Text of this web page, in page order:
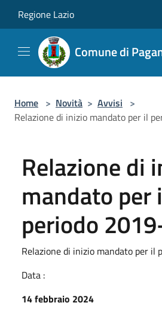
Regione Lazio
Comune di
Home > Novità > Avvisi >
Relazione di inizio mandato per il
Relazione di
mandato per
periodo
Relazione di inizio mandato per il
Data :
14 febbraio 2024